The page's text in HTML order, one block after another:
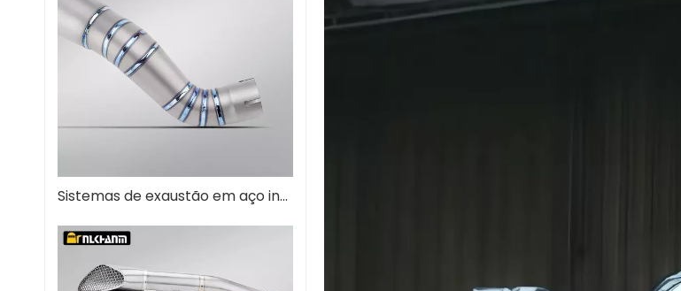
Sistemas de exaustão em aço inoxidável: o guia definitivo para desempenho e durabilidade